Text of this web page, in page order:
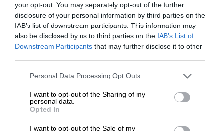
your opt-out. You may separately opt-out of the further
disclosure of your personal information by third parties on the
IAB’s list of downstream participants. This information may
also be disclosed by us to third parties on the IAB’s List of
Downstream Participants that may further disclose it to other
Please note that this website/app uses one or more Google
not limited to your visit or usage behaviour. You may click to
grant or deny consent to Google and its third-party tags to
use your data for below specified purposes in below Google
consent section.
Personal Data Processing Opt Outs
I want to opt-out of the Sharing of my
personal data.
Opted In
I want to opt-out of the Sale of my
Ελλάδα|06.12.2021 11:05
«Με τους άλλους που έχουν γίνει
καλά θα ασχοληθείτε;»: Προκλητικός
ο ψευτογιατρός – Διακόπηκε ξανά η
Ελλάδα|03.12.2021 12:00
«Ψευτογιατρός»: Απολογείται για